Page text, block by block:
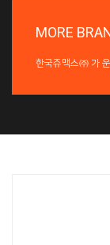
MORE
한국쥬맥스㈜ 가